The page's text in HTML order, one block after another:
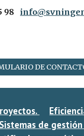
98
DE
Sistemas de